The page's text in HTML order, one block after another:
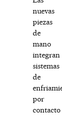
nuevas
piezas
de
mano
integran
sistemas
de
por
contacto